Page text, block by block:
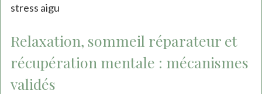
stress aigu
Relaxation, sommeil réparateur et
récupération mentale : mécanismes
validés